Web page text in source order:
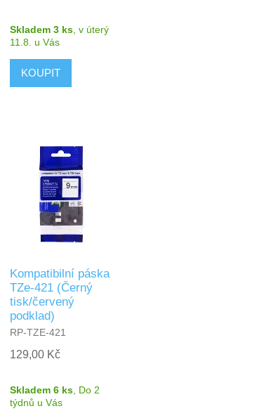
Skladem 3 ks ,v úterý
11.8. u Vás
Kompatibilní páska
TZe-421 (Černý
tisk/červený
podklad)
RP-TZE-421
129,00 Kč
Skladem 6 ks, Do 2
týdnů u Vás